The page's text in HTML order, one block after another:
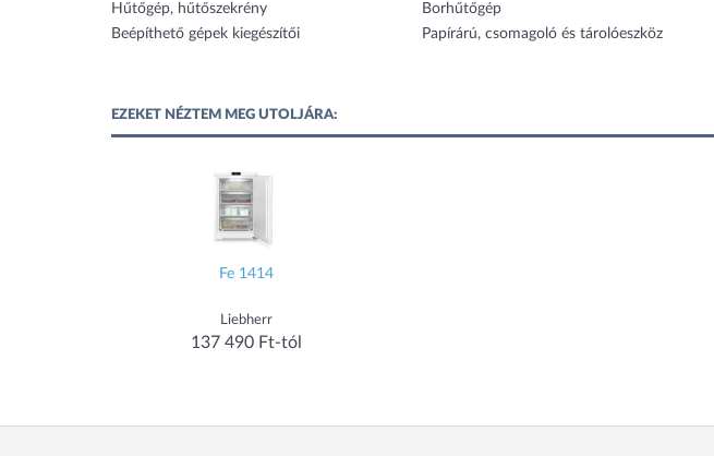
Hűtőgép, hűtőszekrény Borhűtőgép
Beépíthető gépek kiegészítői
Papírárú, csomagoló és tárolóeszköz
EZEKET NÉZTEM MEG UTOLJÁRA:
Fe 1414
Liebherr
137 490 Ft-tól